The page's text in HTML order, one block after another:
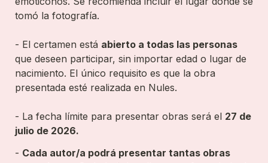
tomó la fotografía.
- El certamen está abierto a todas las personas
que deseen participar, sin importar edad o lugar de
nacimiento. El único requisito es que la obra
presentada esté realizada en Nules.
- La fecha límite para presentar obras será el 27 de
julio de 2026.
- Cada autor/a podrá presentar tantas obras